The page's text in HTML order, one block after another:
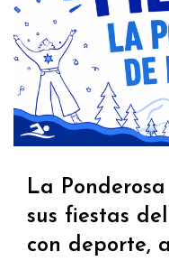
La
sus fiestas
con deporte,